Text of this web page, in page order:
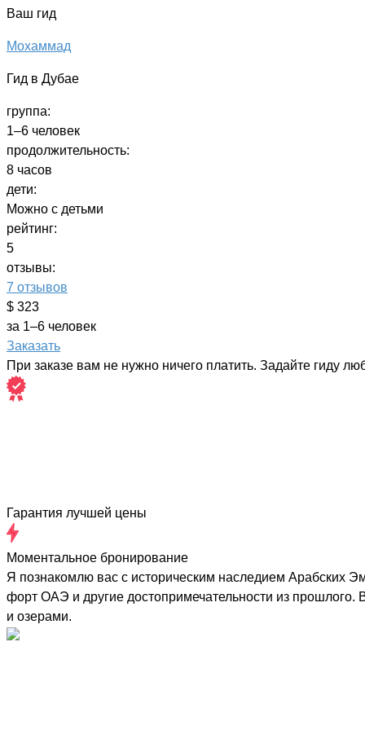
Ваш гид
Мохаммад
Гид в Дубае
группа:
1–6 человек
продолжительность:
8 часов
дети:
Можно с детьми
рейтинг:
5
отзывы:
7 отзывов
$ 323
за 1–6 человек
Заказать
При заказе вам не нужно ничего платить. Задайте гиду
Гарантия лучшей цены
Моментальное бронирование
Я познакомлю вас с историческим наследием Арабских
форт ОАЭ и другие достопримечательности из
и озерами.